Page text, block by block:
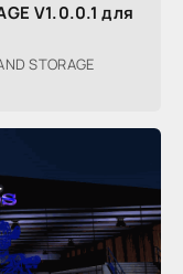
V1.0.0.1 для
STORAGE